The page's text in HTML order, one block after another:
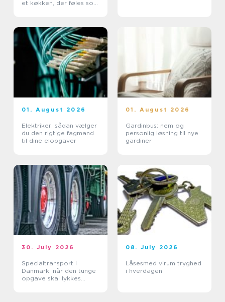
et køkken, der føles som
01. August 2026
Elektriker: sådan vælger
du den rigtige fagmand
til dine elopgaver
01. August 2026
Gardinbus: nem og
personlig løsning til nye
gardiner
30. July 2026
Specialtransport i
Danmark: når den tunge
opgave skal lykkes
08. July 2026
Låsesmed virum tryghed
i hverdagen